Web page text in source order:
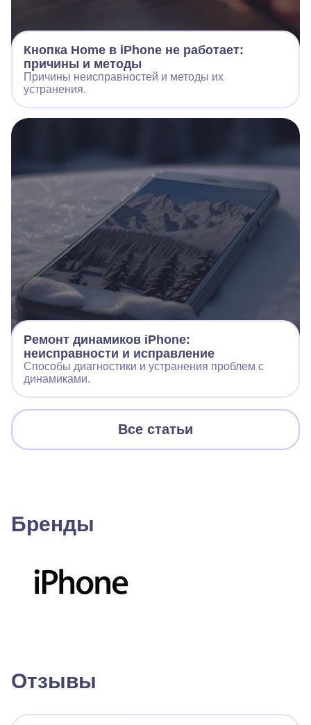
Кнопка Home в iPhone не работает:
причины и методы
Причины неисправностей и методы их
устранения.
Ремонт динамиков iPhone:
неисправности и исправление
Способы диагностики и устранения проблем с
динамиками.
Все статьи
Бренды
Отзывы